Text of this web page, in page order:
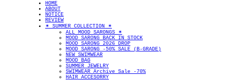
HOME
ABOUT
NOTICE
REVIEW
✴︎ SUMMER COLLECTION ✴︎
ALL MOOD SARONGS ✴︎
MOOD SARONG BACK IN STOCK
MOOD SARONG 2026 DROP
MOOD SARONG -50% SALE (B-GRADE)
NEW SWIMWEAR
MOOD BAG
SUMMER JEWELRY
SWIMWEAR Archive Sale -70%
HAIR ACCESORRY